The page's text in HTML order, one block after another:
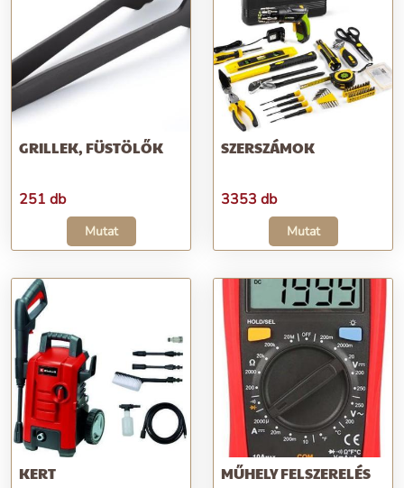
GRILLEK, FÜSTÖLŐK
251 db
Mutat
SZERSZÁMOK
3353 db
Mutat
KERT MŰHELY FELSZERELÉS